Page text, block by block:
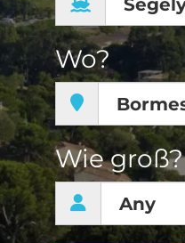
Wo?
Wie groß?